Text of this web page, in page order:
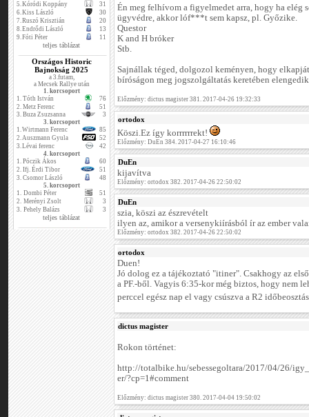
5.Kóródi Koppány
31
6.Kiss László
30
7.Ruszó Krisztián
20
8.Endrődi László
13
9.Fóti Péter 11
teljes táblázat
Országos Historic
Bajnokság 2025
a 3.futam,
a Mecsek Rallye után
1. korcsoport
1. Tóth István
76
2. Metz Ferenc
51
3. Buza Zsuzsanna
3
3. korcsoport
1.Wirtmann Ferenc
85
2.Auszmann Gyula
52
3.Lévai ferenc
42
4. korcsoport
1. Póczik Ákos
60
2. Ifj. Érdi Tibor
51
3. Csomor László
48
5. korcsoport
1. Dombi Péter
51
2. Merényi Zsolt
3
3. Pehely Balázs 3
teljes táblázat
Én meg felhívom a figyelmedet arra, hogy ha elég
ügyvédre, akkor lóf***t sem kapsz, pl. Győzike.
Questor
K and H bróker
Stb.
Sajnállak téged, dolgozol keményen, hogy
bíróságon meg jogszolgáltatás keretében
Előzmény: dictus magister 381. 2017-04-26 19:32:33
ortodox
Köszi.Ez így korrrrrrekt!
Előzmény: DuEn 384. 2017-04-27 16:10:46
DuEn
kijavítva
Előzmény: ortodox 382. 2017-04-26 22:50:02
DuEn
szia, köszi az észrevételt
ilyen az, amikor a versenykiírásból ír az ember
Előzmény: ortodox 382. 2017-04-26 22:50:02
ortodox
Duen!
Jó dolog ez a tájékoztató "itiner". Csakhogy az
a PF.-ből. Vagyis 6:35-kor még biztos, hogy nem
perccel egész nap el vagy csúszva a R2
dictus magister
Rokon történet:
http://totalbike.hu/sebessegoltara/2017/04/26/
er/?cp=1#comment
Előzmény: dictus magister 380. 2017-04-04 19:50:02